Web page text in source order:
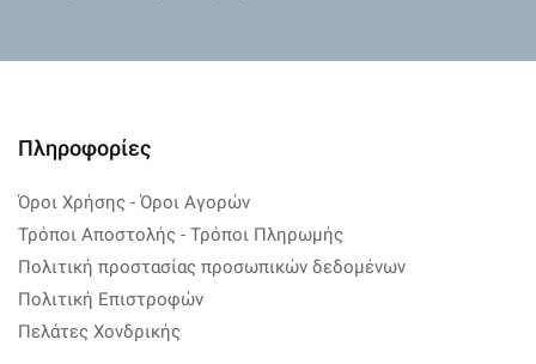
Πληροφορίες
Όροι Χρήσης - Όροι Αγορών
Τρόποι Αποστολής - Τρόποι Πληρωμής
Πολιτική προστασίας προσωπικών δεδομένων
Πολιτική Επιστροφών
Πελάτες Χονδρικής